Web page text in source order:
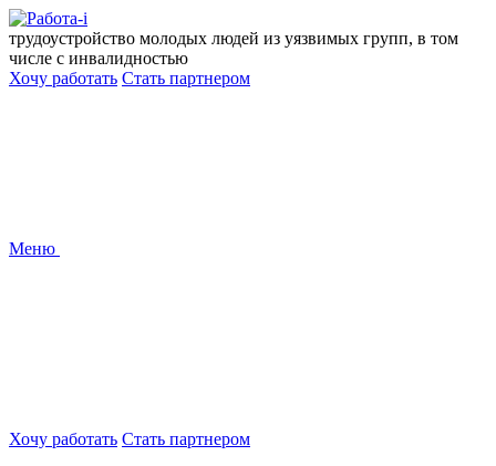
Перейти
к
содержанию
трудоустройство молодых людей из уязвимых групп, в том
числе с инвалидностью
Хочу работать Стать партнером
Меню
Хочу работать Стать партнером